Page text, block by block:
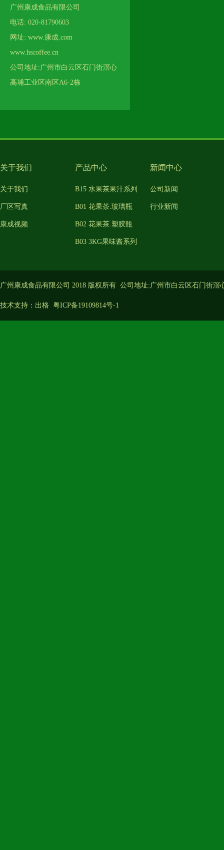
广州康成食品有限公司
电话: 020-81790603
网址: www.康成.com
www.hscoffee.cn
公司地址:广州市白云区石门街滘心
高埔工业区南区A6-2栋
关于我们
关于我们
厂区写真
康成视频
产品中心
B15 水果茶果汁系列
B01 花果茶.玻璃瓶
B02 花果茶.塑胶瓶
B03 3KG果味酱系列
新闻中心
公司新闻
行业新闻
广州康成食品有限公司 2018 版权所有 公司地址:广州市白云区石门街滘
技术支持： 出格 粤ICP备19109814号-1